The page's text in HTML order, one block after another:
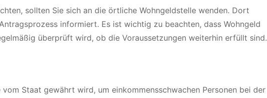
sollten Sie sich an die örtliche Wohngeldstelle wenden. Dort
informiert. Es ist wichtig zu beachten, dass Wohngeld
überprüft wird, ob die Voraussetzungen weiterhin erfüllt sind.
Staat gewährt wird, um einkommensschwachen Personen bei der